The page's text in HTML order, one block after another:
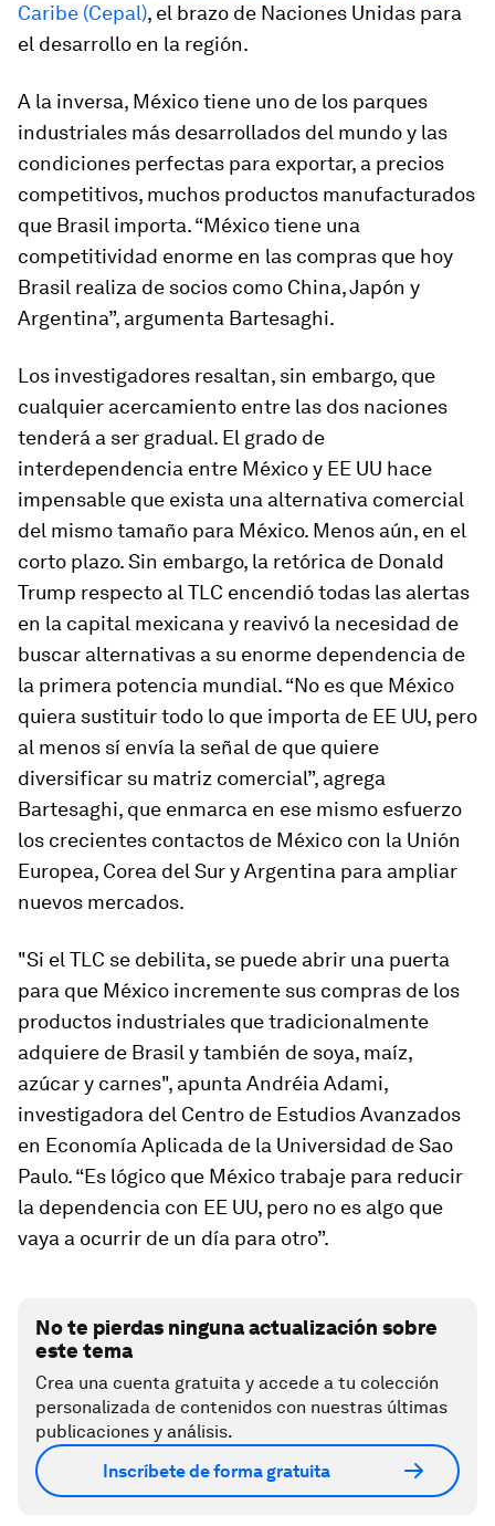
Caribe (Cepal), el brazo de Naciones Unidas para
el desarrollo en la región.
A la inversa, México tiene uno de los parques
industriales más desarrollados del mundo y las
condiciones perfectas para exportar, a precios
competitivos, muchos productos manufacturados
que Brasil importa. “México tiene una
competitividad enorme en las compras que hoy
Brasil realiza de socios como China, Japón y
Argentina”, argumenta Bartesaghi.
Los investigadores resaltan, sin embargo, que
cualquier acercamiento entre las dos naciones
tenderá a ser gradual. El grado de
interdependencia entre México y EE UU hace
impensable que exista una alternativa comercial
del mismo tamaño para México. Menos aún, en el
corto plazo. Sin embargo, la retórica de Donald
Trump respecto al TLC encendió todas las alertas
en la capital mexicana y reavivó la necesidad de
buscar alternativas a su enorme dependencia de
la primera potencia mundial. “No es que México
quiera sustituir todo lo que importa de EE UU, pero
al menos sí envía la señal de que quiere
diversificar su matriz comercial”, agrega
Bartesaghi, que enmarca en ese mismo esfuerzo
los crecientes contactos de México con la Unión
Europea, Corea del Sur y Argentina para ampliar
nuevos mercados.
"Si el TLC se debilita, se puede abrir una puerta
para que México incremente sus compras de los
productos industriales que tradicionalmente
adquiere de Brasil y también de soya, maíz,
azúcar y carnes", apunta Andréia Adami,
investigadora del Centro de Estudios Avanzados
en Economía Aplicada de la Universidad de Sao
Paulo. “Es lógico que México trabaje para reducir
la dependencia con EE UU, pero no es algo que
vaya a ocurrir de un día para otro”.
No te pierdas ninguna actualización sobre
este tema
Crea una cuenta gratuita y accede a tu colección
personalizada de contenidos con nuestras últimas
publicaciones y análisis.
Inscríbete de forma gratuita